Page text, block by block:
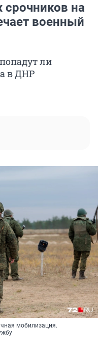
на
военный
ли
в ДНР
мобилизация.